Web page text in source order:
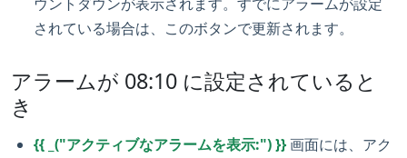
されている場合は、このボタンで更新されます。
アラームが 08:10 に設定されていると
き
{{ _("アクティブなアラームを表示:") }}画面には、アク